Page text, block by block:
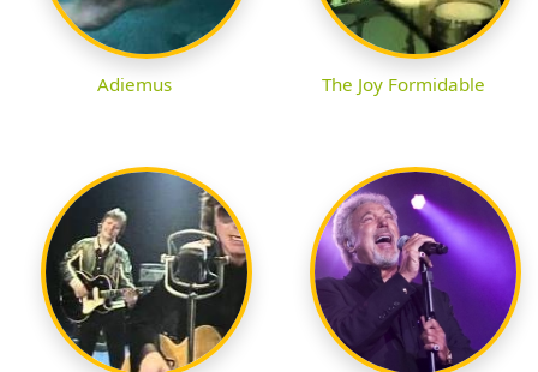
Adiemus The Joy Formidable